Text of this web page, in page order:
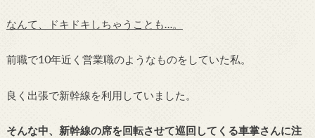
なんて、ドキドキしちゃうことも…。
前職で10年近く営業職のようなものをしていた私。
良く出張で新幹線を利用していました。
そんな中、新幹線の席を回転させて巡回してくる車掌さんに注